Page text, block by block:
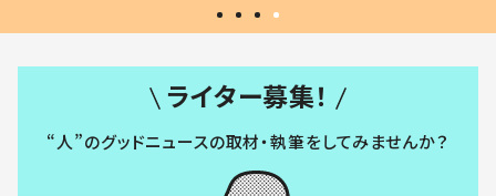
ライター募集！
“人”のグッドニュースの取材・執筆をしてみませんか？